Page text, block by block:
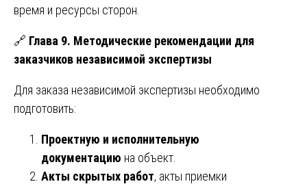
время и ресурсы сторон.
🔗 Глава 9. Методические рекомендации для
заказчиков независимой экспертизы
Для заказа независимой экспертизы необходимо
подготовить:
Проектную и исполнительную
документацию на объект.
Акты скрытых работ, акты приемки